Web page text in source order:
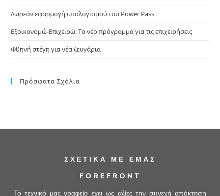
Δωρεάν εφαρμογή υπολογισμού του Power Pass
Εξοικονομώ-Επιχειρώ: Το νέο πρόγραμμα για τις επιχειρήσεις
Φθηνή στέγη για νέα ζευγάρια
Πρόσφατα Σχόλια
ΣΧΕΤΙΚΆ ΜΕ ΕΜΆΣ
FOREFRONT
Το τεχνικό μας γραφείο έχει ως αξίες την συνεχή απόκτηση